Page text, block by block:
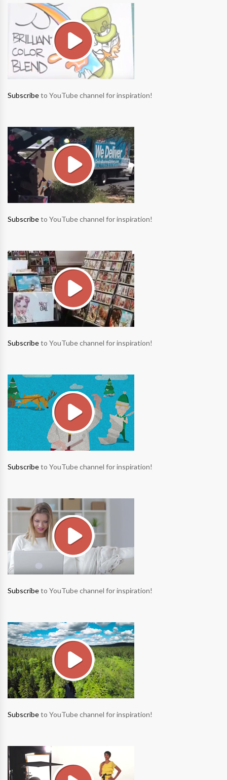
Subscribeto YouTube channel for inspiration!
Subscribeto YouTube channel for inspiration!
Subscribeto YouTube channel for inspiration!
Subscribeto YouTube channel for inspiration!
Subscribeto YouTube channel for inspiration!
Subscribeto YouTube channel for inspiration!